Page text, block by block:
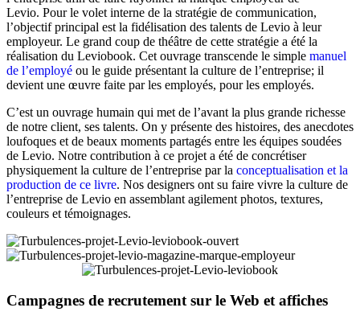
Levio. Pour le volet interne de la stratégie de communication,
l’objectif principal est la fidélisation des talents de Levio à leur
employeur. Le grand coup de théâtre de cette stratégie a été la
réalisation du Leviobook. Cet ouvrage transcende le simple manuel
de l’employé ou le guide présentant la culture de l’entreprise; il
devient une œuvre faite par les employés, pour les employés.
C’est un ouvrage humain qui met de l’avant la plus grande richesse
de notre client, ses talents. On y présente des histoires, des anecdotes
loufoques et de beaux moments partagés entre les équipes soudées
de Levio. Notre contribution à ce projet a été de concrétiser
physiquement la culture de l’entreprise par la conceptualisation et la
production de ce livre. Nos designers ont su faire vivre la culture de
l’entreprise de Levio en assemblant agilement photos, textures,
couleurs et témoignages.
Campagnes de recrutement sur le Web et affiches